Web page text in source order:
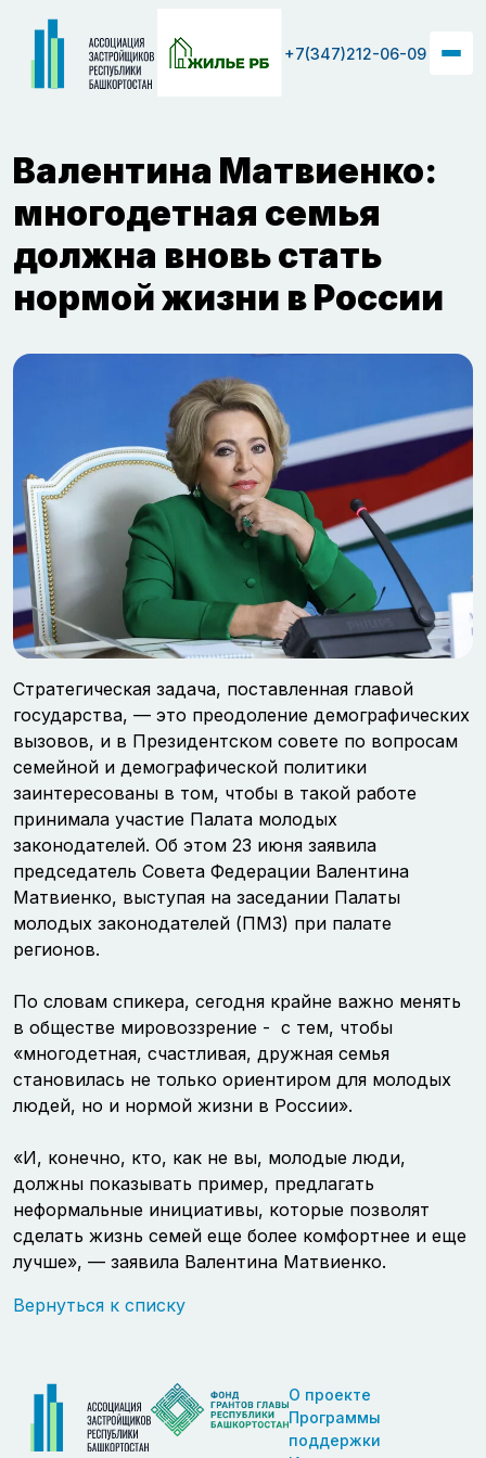
+7(347)212-06-09
Валентина Матвиенко:
многодетная семья
должна вновь стать
нормой жизни в России
Стратегическая задача, поставленная главой
государства, — это преодоление демографических
вызовов, и в Президентском совете по вопросам
семейной и демографической политики
заинтересованы в том, чтобы в такой работе
принимала участие Палата молодых
законодателей. Об этом 23 июня заявила
председатель Совета Федерации Валентина
Матвиенко, выступая на заседании Палаты
молодых законодателей (ПМЗ) при палате
регионов.
По словам спикера, сегодня крайне важно менять
в обществе мировоззрение - с тем, чтобы
«многодетная, счастливая, дружная семья
становилась не только ориентиром для молодых
людей, но и нормой жизни в России».
«И, конечно, кто, как не вы, молодые люди,
должны показывать пример, предлагать
неформальные инициативы, которые позволят
сделать жизнь семей еще более комфортнее и еще
лучше», — заявила Валентина Матвиенко.
Вернуться к списку
О проекте
Программы
поддержки